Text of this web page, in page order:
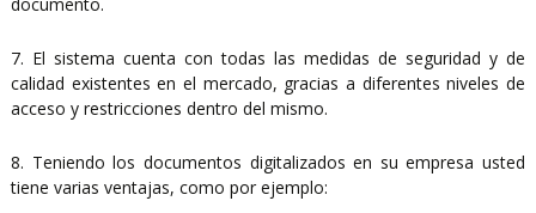
7. El sistema cuenta con todas las medidas de seguridad y de
calidad existentes en el mercado, gracias a diferentes niveles de
acceso y restricciones dentro del mismo.
8. Teniendo los documentos digitalizados en su empresa usted
tiene varias ventajas, como por ejemplo: